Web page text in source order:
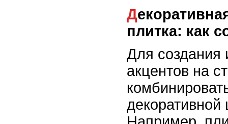
Декоративная штукатурка и
плитка: как
Для создания
акцентов на
декоративной